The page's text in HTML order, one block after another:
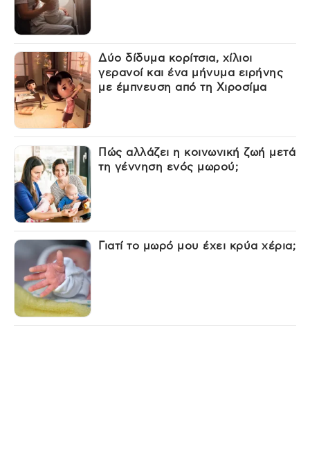
Δύο δίδυμα κορίτσια, χίλιοι
γερανοί και ένα μήνυμα ειρήνης
με έμπνευση από τη Χιροσίμα
Πώς αλλάζει η κοινωνική ζωή μετά
τη γέννηση ενός μωρού;
Γιατί το μωρό μου έχει κρύα χέρια;